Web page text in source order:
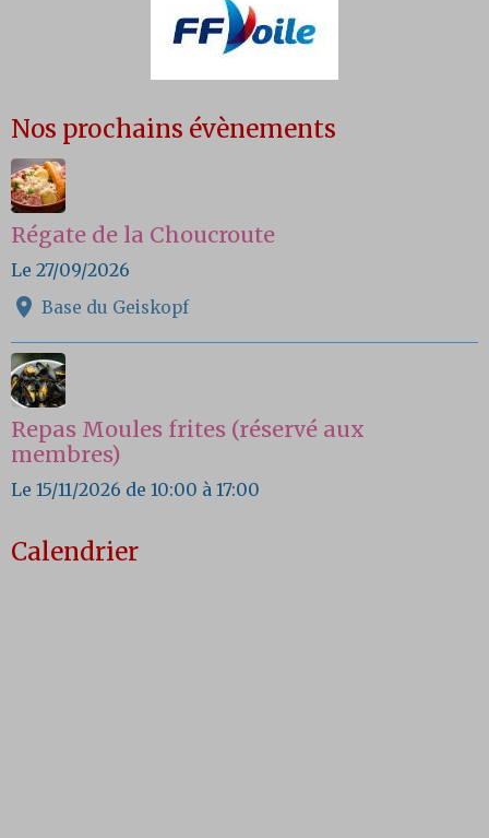
Nos prochains évènements
Régate de la Choucroute
Le 27/09/2026
Base du Geiskopf
Repas Moules frites (réservé aux
membres)
Le 15/11/2026 de 10:00 à 17:00
Calendrier